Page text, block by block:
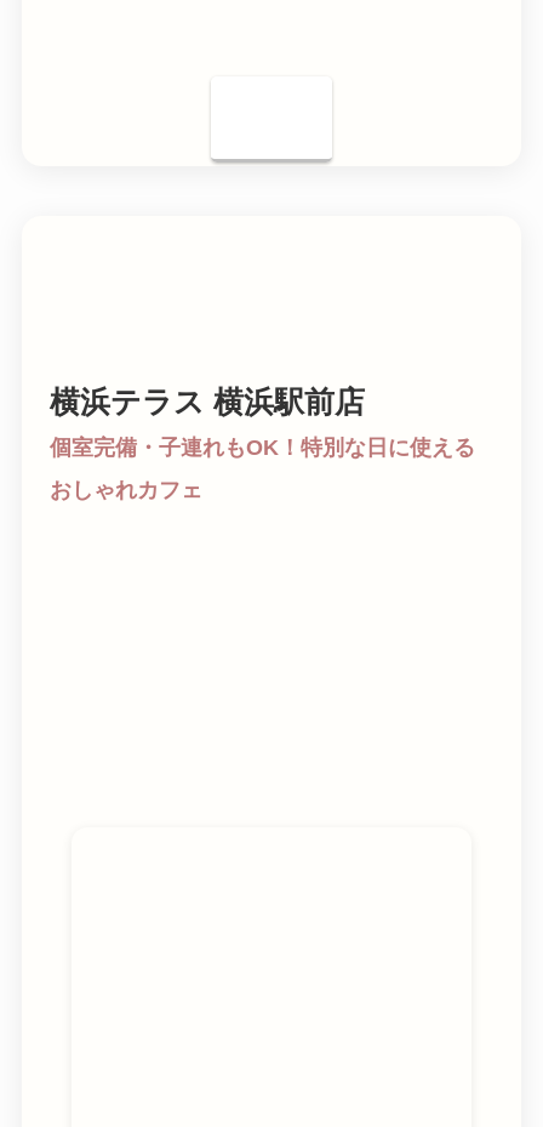
横浜テラス 横浜駅前店
個室完備・子連れもOK！特別な日に使える
おしゃれカフェ